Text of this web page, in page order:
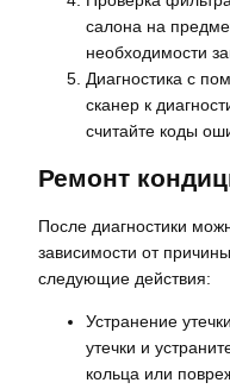
салона на
необходимости
Диагностика с
сканер к
считайте коды
Ремонт
После диагностики
зависимости от
следующие действия:
Устранение
утечки и
кольца или